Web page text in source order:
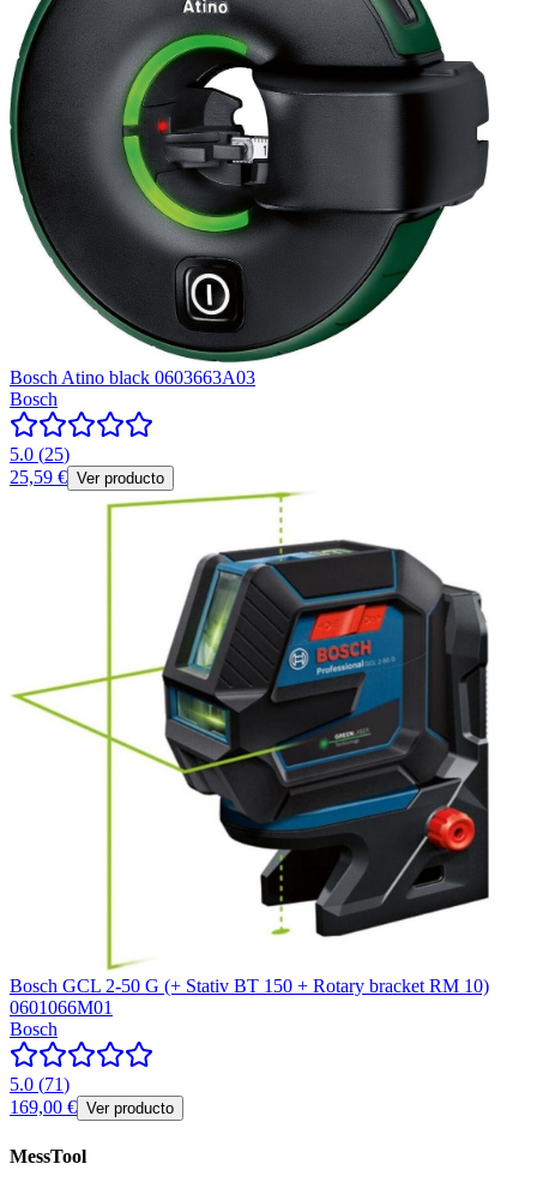
Bosch Atino black 0603663A03
Bosch
5.0 (25)
25,59 € Ver producto
Bosch GCL 2-50 G (+ Stativ BT 150 + Rotary bracket RM 10)
0601066M01
Bosch
5.0 (71)
169,00 € Ver producto
MessTool